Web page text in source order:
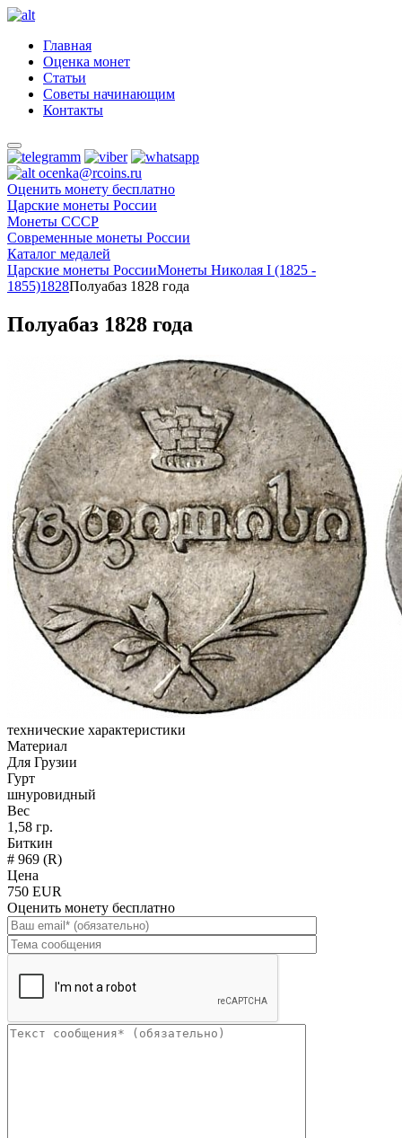
Главная
Оценка монет
Статьи
Советы начинающим
Контакты
ocenka@rcoins.ru
Оценить монету бесплатно
Царские монеты России
Монеты СССР
Современные монеты России
Каталог медалей
Царские монеты РоссииМонеты Николая I (1825 -
1855)1828Полуабаз 1828 года
Полуабаз 1828 года
технические характеристики
Материал
Для Грузии
Гурт
шнуровидный
Вес
1,58 гр.
Биткин
# 969 (R)
Цена
750 EUR
Оценить монету бесплатно